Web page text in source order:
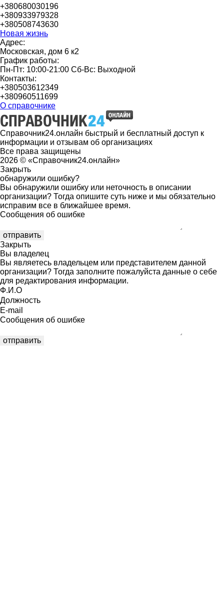
+380680030196
+380933979328
+380508743630
Новая жизнь
Адрес:
Московская, дом 6 к2
График работы:
Пн-Пт: 10:00-21:00 Сб-Вс: Выходной
Контакты:
+380503612349
+380960511699
О справочнике
Справочник24.онлайн быстрый и бесплатный доступ к
информации и отзывам об организациях
Все права защищены
2026 © «Справочник24.онлайн»
Закрыть
обнаружили ошибку?
Вы обнаружили ошибку или неточность в описании
организации? Тогда опишите суть ниже и мы обязательно
исправим все в ближайшее время.
Сообщения об ошибке
Закрыть
Вы владелец
Вы являетесь владельцем или представителем данной
организации? Тогда заполните пожалуйста данные о себе
для редактирования информации.
Ф.И.О
Должность
E-mail
Сообщения об ошибке